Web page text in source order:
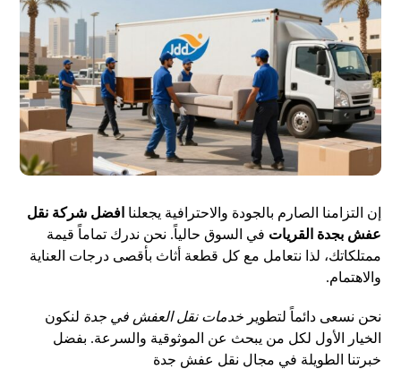
إن التزامنا الصارم بالجودة والاحترافية يجعلنا افضل شركة نقل
عفش بجدة القريات في السوق حالياً. نحن ندرك تماماً قيمة
ممتلكاتك، لذا نتعامل مع كل قطعة أثاث بأقصى درجات العناية
والاهتمام.
نحن نسعى دائماً لتطويرخدمات نقل العفش في جدة لنكون
الخيار الأول لكل من يبحث عن الموثوقية والسرعة. بفضل
خبرتنا الطويلة في مجال نقل عفش جدة